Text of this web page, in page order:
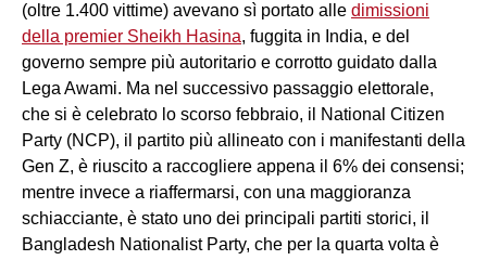
(oltre 1.400 vittime) avevano sì portato alle dimissioni
della premier Sheikh Hasina, fuggita in India, e del
governo sempre più autoritario e corrotto guidato dalla
Lega Awami. Ma nel successivo passaggio elettorale,
che si è celebrato lo scorso febbraio, il National Citizen
Party (NCP), il partito più allineato con i manifestanti della
Gen Z, è riuscito a raccogliere appena il 6% dei consensi;
mentre invece a riaffermarsi, con una maggioranza
schiacciante, è stato uno dei principali partiti storici, il
Bangladesh Nationalist Party, che per la quarta volta è